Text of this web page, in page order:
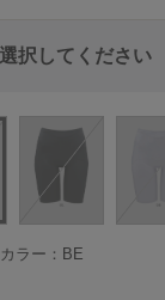
択してください
ラー：BE